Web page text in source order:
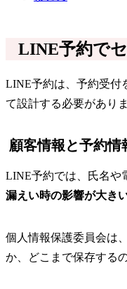
LINE予約で
LINE予約は、予約受付
て設計する必要があり
顧客情報と予約情
LINE予約では、氏名や
漏えい時の影響が大き
個人情報保護委員会は
か、どこまで保存する